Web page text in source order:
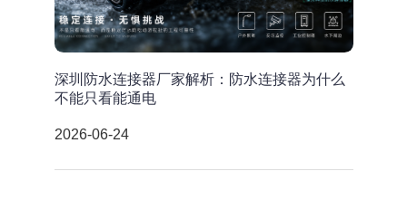
深圳防水连接器厂家解析：防水连接器为什么
不能只看能通电
2026-06-24